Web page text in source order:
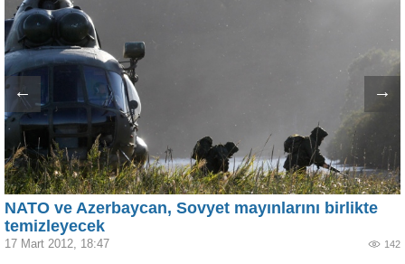
← →
NATO ve Azerbaycan, Sovyet mayınlarını birlikte
temizleyecek
17 Mart 2012, 18:47 142